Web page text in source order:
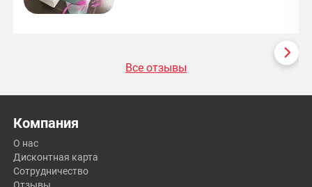
Все отзывы
Компания
О нас
Дисконтная карта
Сотрудничество